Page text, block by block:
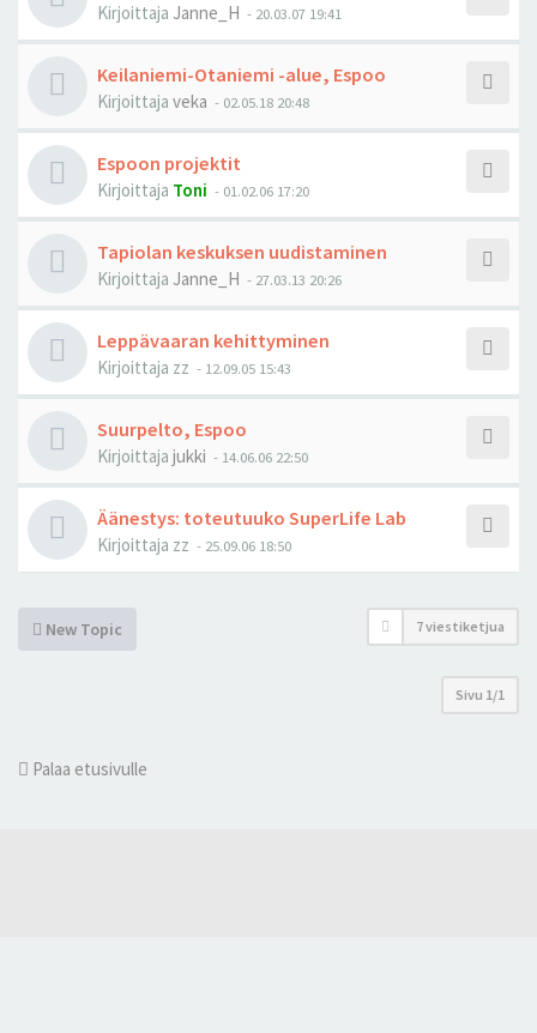
Kirjoittaja Janne_H - 20.03.07 19:41
Keilaniemi-Otaniemi -alue, Espoo
Kirjoittaja veka - 02.05.18 20:48
Espoon projektit
Kirjoittaja Toni - 01.02.06 17:20
Tapiolan keskuksen uudistaminen
Kirjoittaja Janne_H - 27.03.13 20:26
Leppävaaran kehittyminen
Kirjoittaja zz - 12.09.05 15:43
Suurpelto, Espoo
Kirjoittaja jukki - 14.06.06 22:50
Äänestys: toteutuuko SuperLife Lab
Kirjoittaja zz - 25.09.06 18:50
New Topic 7 viestiketjua
Sivu 1/1
Palaa etusivulle